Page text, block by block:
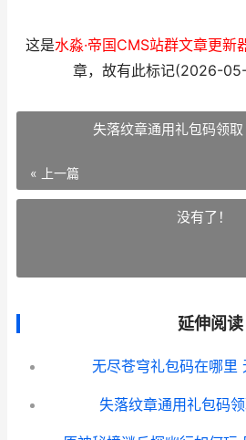
这是水淼·帝国CMS站群文章更新
章，故有此标记(2026-
失落纹章通用礼包码领
« 上一篇
没有了！
延伸阅读
无尽苍穹礼包码在哪里
失落纹章通用礼包码